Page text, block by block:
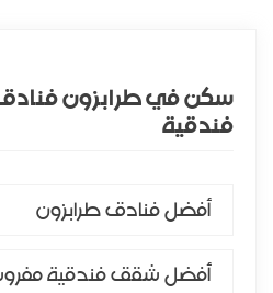
سكن في طرابزون
فندقية
أفضل فنادق طرابزون
أفضل شقق فندقية